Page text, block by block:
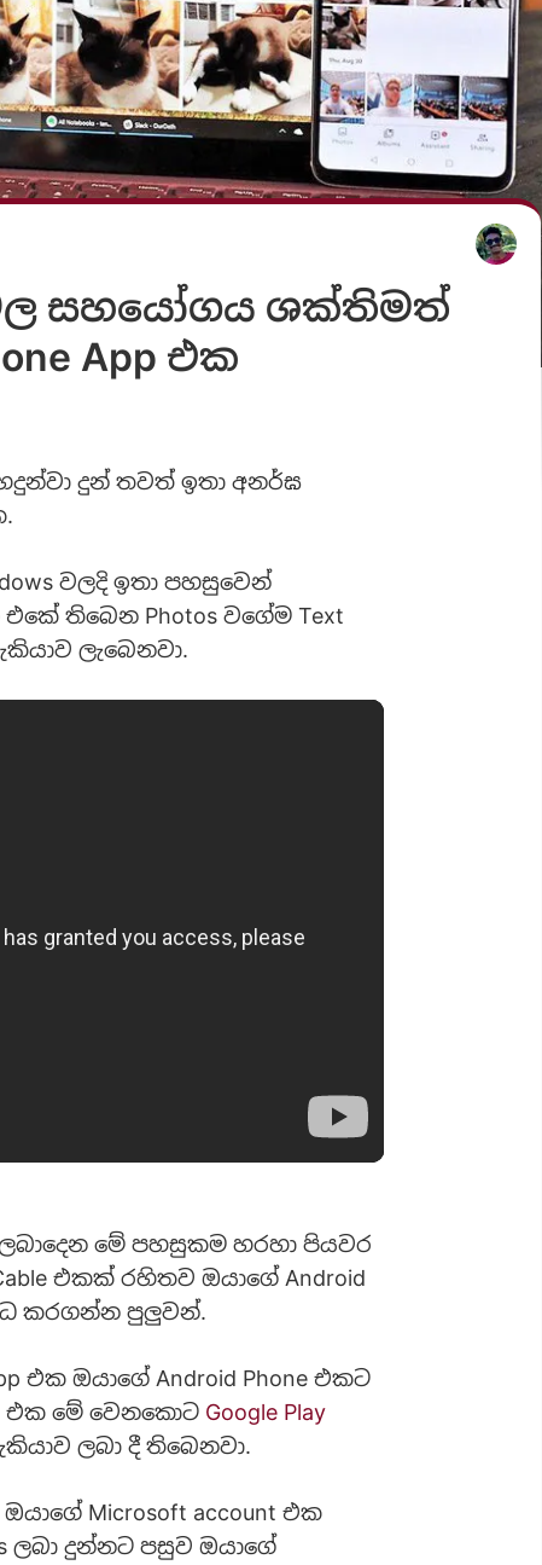
වල සහයෝගය ශක්තිමත්
App එක
හදුන්වා දුන් තවත් ඉතා අනර්ඝ
වලදි ඉතා පහසුවෙන්
තිබෙන Photos වගේම Text
ලැබෙනවා.
මේ පහසුකම හරහා පියවර
එකක් රහිතව ඔයාගේ Android
කරගන්න පුලුවන්.
එක ඔයාගේ Android Phone එකට
එක මේ වෙනකොට Google Play
ලබා දී තිබෙනවා.
Microsoft account එක
ලබා දුන්නට පසුව ඔයාගේ